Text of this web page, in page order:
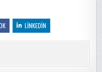
LINKEDIN